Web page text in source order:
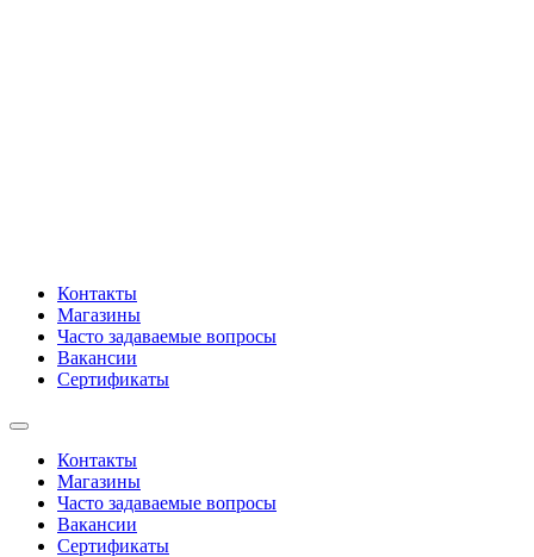
Контакты
Магазины
Часто задаваемые вопросы
Вакансии
Сертификаты
Контакты
Магазины
Часто задаваемые вопросы
Вакансии
Сертификаты